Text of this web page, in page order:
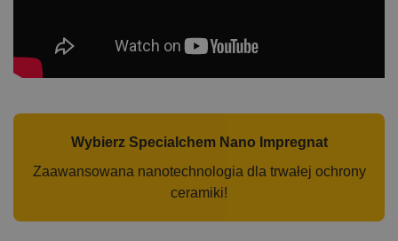
Wybierz Specialchem Nano Impregnat
Zaawansowana nanotechnologia dla trwałej ochrony
ceramiki!